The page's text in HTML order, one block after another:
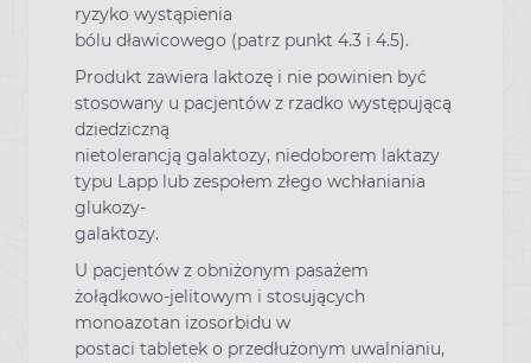
ryzyko wystąpienia
bólu dławicowego (patrz punkt 4.3 i 4.5).
Produkt zawiera laktozę i nie powinien być
stosowany u pacjentów z rzadko występującą
dziedziczną
nietolerancją galaktozy, niedoborem laktazy
typu Lapp lub zespołem złego wchłaniania
glukozy-
galaktozy.
U pacjentów z obniżonym pasażem
żołądkowo-jelitowym i stosujących
monoazotan izosorbidu w
postaci tabletek o przedłużonym uwalnianiu,